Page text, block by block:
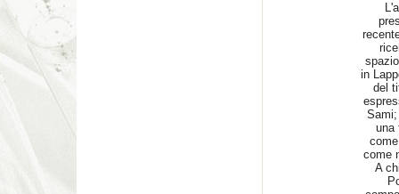
in
del
una
come
A